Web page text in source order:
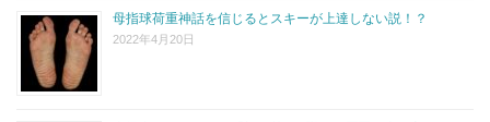
母指球荷重神話を信じるとスキーが上達しない説！？
2022年4月20日